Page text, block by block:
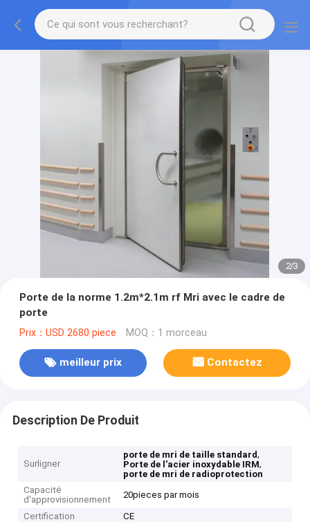
2/3
Porte de la norme 1.2m*2.1m rf Mri avec le cadre de
porte
Prix：USD 2680 piece MOQ：1 morceau
meilleur prix Contactez
Description De Produit
Surligner
porte de mri de taille standard,
Porte de l'acier inoxydable IRM,
porte de mri de radioprotection
Capacité
d'approvisionnement
20pieces par mois
Certification
CE